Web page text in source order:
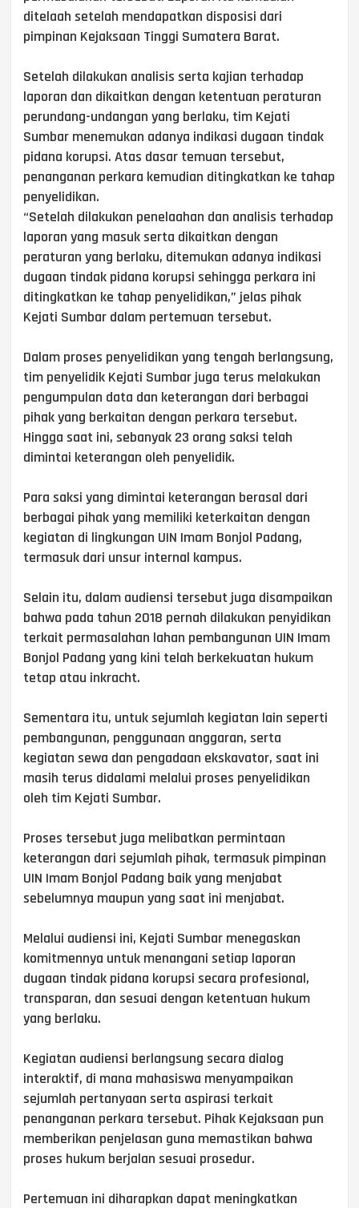
ditelaah setelah mendapatkan disposisi dari
pimpinan Kejaksaan Tinggi Sumatera Barat.
Setelah dilakukan analisis serta kajian terhadap
laporan dan dikaitkan dengan ketentuan peraturan
perundang-undangan yang berlaku, tim Kejati
Sumbar menemukan adanya indikasi dugaan tindak
pidana korupsi. Atas dasar temuan tersebut,
penanganan perkara kemudian ditingkatkan ke tahap
penyelidikan.
“Setelah dilakukan penelaahan dan analisis terhadap
laporan yang masuk serta dikaitkan dengan
peraturan yang berlaku, ditemukan adanya indikasi
dugaan tindak pidana korupsi sehingga perkara ini
ditingkatkan ke tahap penyelidikan,” jelas pihak
Kejati Sumbar dalam pertemuan tersebut.
Dalam proses penyelidikan yang tengah berlangsung,
tim penyelidik Kejati Sumbar juga terus melakukan
pengumpulan data dan keterangan dari berbagai
pihak yang berkaitan dengan perkara tersebut.
Hingga saat ini, sebanyak 23 orang saksi telah
dimintai keterangan oleh penyelidik.
Para saksi yang dimintai keterangan berasal dari
berbagai pihak yang memiliki keterkaitan dengan
kegiatan di lingkungan UIN Imam Bonjol Padang,
termasuk dari unsur internal kampus.
Selain itu, dalam audiensi tersebut juga disampaikan
bahwa pada tahun 2018 pernah dilakukan penyidikan
terkait permasalahan lahan pembangunan UIN Imam
Bonjol Padang yang kini telah berkekuatan hukum
tetap atau inkracht.
Sementara itu, untuk sejumlah kegiatan lain seperti
pembangunan, penggunaan anggaran, serta
kegiatan sewa dan pengadaan ekskavator, saat ini
masih terus didalami melalui proses penyelidikan
oleh tim Kejati Sumbar.
Proses tersebut juga melibatkan permintaan
keterangan dari sejumlah pihak, termasuk pimpinan
UIN Imam Bonjol Padang baik yang menjabat
sebelumnya maupun yang saat ini menjabat.
Melalui audiensi ini, Kejati Sumbar menegaskan
komitmennya untuk menangani setiap laporan
dugaan tindak pidana korupsi secara profesional,
transparan, dan sesuai dengan ketentuan hukum
yang berlaku.
Kegiatan audiensi berlangsung secara dialog
interaktif, di mana mahasiswa menyampaikan
sejumlah pertanyaan serta aspirasi terkait
penanganan perkara tersebut. Pihak Kejaksaan pun
memberikan penjelasan guna memastikan bahwa
proses hukum berjalan sesuai prosedur.
Pertemuan ini diharapkan dapat meningkatkan